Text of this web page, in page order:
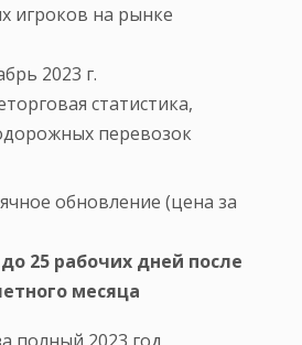
игроков на рынке
2023 г.
статистика,
перевозок
обновление (цена за
до 25 рабочих дней после
месяца